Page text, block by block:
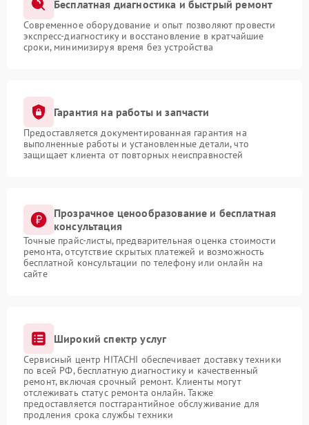
Бесплатная диагностика и быстрый ремонт
Современное оборудование и опыт позволяют провести
экспресс-диагностику и восстановление в кратчайшие
сроки, минимизируя время без устройства
Гарантия на работы и запчасти
Предоставляется документированная гарантия на
выполненные работы и установленные детали, что
защищает клиента от повторных неисправностей
Прозрачное ценообразование и бесплатная
консультация
Точные прайс-листы, предварительная оценка стоимости
ремонта, отсутствие скрытых платежей и возможность
бесплатной консультации по телефону или онлайн на
сайте
Широкий спектр услуг
Сервисный центр HITACHI обеспечивает доставку техники
по всей РФ, бесплатную диагностику и качественный
ремонт, включая срочный ремонт. Клиенты могут
отслеживать статус ремонта онлайн. Также
предоставляется постгарантийное обслуживание для
продления срока службы техники